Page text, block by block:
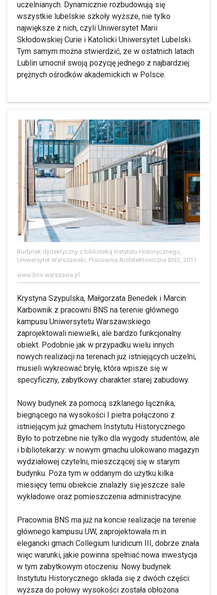
uczelnianych. Dynamicznie rozbudowują się
wszystkie lubelskie szkoły wyższe, nie tylko
największe z nich, czyli Uniwersytet Marii
Skłodowskiej Curie i Katolicki Uniwersytet Lubelski.
Tym samym można stwierdzić, ze w ostatnich latach
Lublin umocnił swoją pozycję jednego z najbardziej
prężnych ośrodków akademickich w Polsce.
Budynek dydaktyczny z biblioteką Instytutu Historycznego,
Uniwersytet Warszawski, Pracownia Architektoniczna BNS, 2011
www.bns.warszawa.pl
Krystyna Szypulska, Małgorzata Benedek i Marcin
Karbownik z pracowni BNS na terenie głównego
kampusu Uniwersytetu Warszawskiego
zaprojektowali niewielki, ale bardzo funkcjonalny
obiekt. Podobnie jak w przypadku wielu innych
nowych realizacji na terenach już istniejących uczelni,
musieli wykreować bryłę, która wpisze się w
specyficzny, zabytkowy charakter starej zabudowy.
Nowy budynek za pomocą szklanego łącznika,
biegnącego na wysokości I pietra połączono z
istniejącym już gmachem Instytutu Historycznego.
Było to potrzebne nie tylko dla wygody studentów, ale
i bibliotekarzy: w nowym gmachu ulokowano magazyn
wydziałowej czytelni, mieszczącej się w starym
budynku. Poza tym w oddanym do użytku kilka
miesięcy temu obiekcie znalazły się jeszcze sale
wykładowe oraz pomieszczenia administracyjne.
Pracownia BNS ma już na koncie realizacje na terenie
głównego kampusu UW, zaprojektowała m.in.
elegancki gmach Collegium Iuridicum III, dobrze znała
więc warunki, jakie powinna spełniać nowa inwestycja
w tym zabytkowym otoczeniu. Nowy budynek
Instytutu Historycznego składa się z dwóch części:
wyższa do połowy wysokości została obłożona